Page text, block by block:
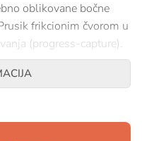
oblikovane bočne
frikcionim čvorom u
(progress-capture).